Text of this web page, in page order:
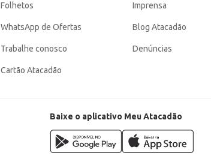
Folhetos
WhatsApp de Ofertas
Trabalhe conosco
Cartão Atacadão
Imprensa
Blog Atacadão
Denúncias
Baixe o aplicativo Meu Atacadão